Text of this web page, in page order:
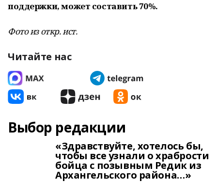
поддержки, может составить 70%.
Фото из откр. ист.
Читайте нас
Выбор редакции
«Здравствуйте, хотелось бы,
чтобы все узнали о храбрости
бойца с позывным Редик из
Архангельского района…»